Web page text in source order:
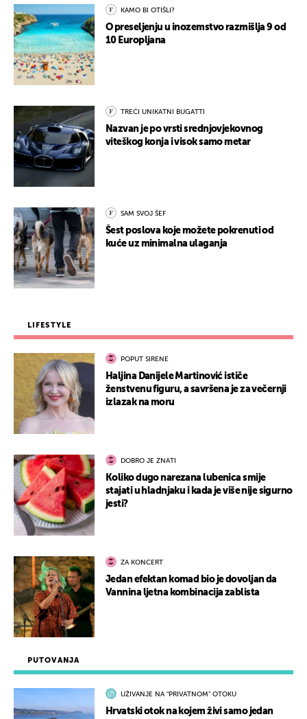
PUTOVANJA
UŽIVANJE NA "PRIVATNOM" OTOKU
Hrvatski otok na kojem živi samo jedan
KAMO BI OTIŠLI?
O preseljenju u inozemstvo razmišlja 9 od
10 Europljana
TREĆI UNIKATNI BUGATTI
Nazvan je po vrsti srednjovjekovnog
viteškog konja i visok samo metar
SAM SVOJ ŠEF
Šest poslova koje možete pokrenuti od
kuće uz minimalna ulaganja
LIFESTYLE
POPUT SIRENE
Haljina Danijele Martinović ističe
ženstvenu figuru, a savršena je za večernji
izlazak na moru
DOBRO JE ZNATI
Koliko dugo narezana lubenica smije
stajati u hladnjaku i kada je više nije sigurno
jesti?
ZA KONCERT
Jedan efektan komad bio je dovoljan da
Vannina ljetna kombinacija zablista